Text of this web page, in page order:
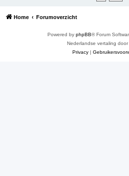
Home Forumoverzicht
Powered by phpBB® Forum
Nederlandse vertaling door
Privacy |